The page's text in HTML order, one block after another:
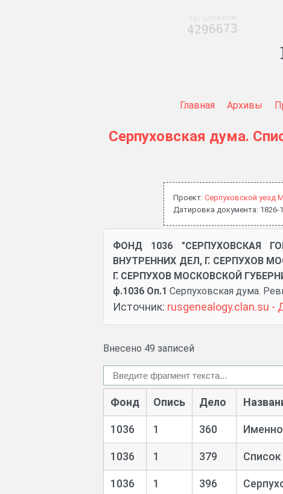
Главная Архивы
Серпуховская дума.
Проект:Серпуховской уезд
Датировка документа: 1826-
ФОНД 1036 "СЕРПУХОВСКАЯ
ВНУТРЕННИХ ДЕЛ, Г. СЕРПУХОВ
Г. СЕРПУХОВ МОСКОВСКОЙ
ф.1036 Оп.1 Серпуховская дума.
Источник: rusgenealogy.clan.su -
Внесено 49 записей
Фонд Опись Дело
1036 1 360
1036 1 379 Список
1036 1 396
4296673